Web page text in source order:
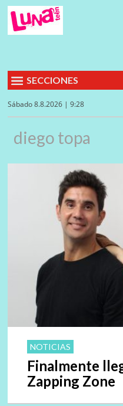
SECCIONES
Sábado 8.8.2026 | 9:28
diego topa
NOTICIAS
Finalmente
Zapping Zone